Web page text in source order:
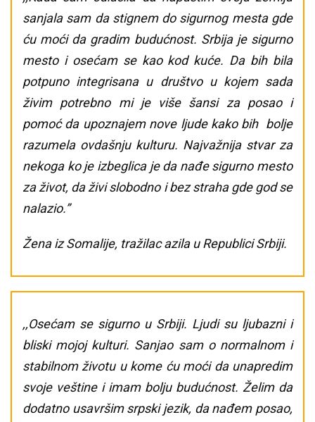
sanjala sam da stignem do sigurnog mesta gde
ću moći da gradim budućnost. Srbija je sigurno
mesto i osećam se kao kod kuće. Da bih bila
potpuno integrisana u društvo u kojem sada
živim potrebno mi je više šansi za posao i
pomoć da upoznajem nove ljude kako bih bolje
razumela ovdašnju kulturu. Najvažnija stvar za
nekoga ko je izbeglica je da nađe sigurno mesto
za život, da živi slobodno i bez straha gde god se
nalazio.”
Žena iz Somalije, tražilac azila u Republici Srbiji.
,,Osećam se sigurno u Srbiji. Ljudi su ljubazni i
bliski mojoj kulturi. Sanjao sam o normalnom i
stabilnom životu u kome ću moći da unapredim
svoje veštine i imam bolju budućnost. Želim da
dodatno usavršim srpski jezik, da nađem posao,